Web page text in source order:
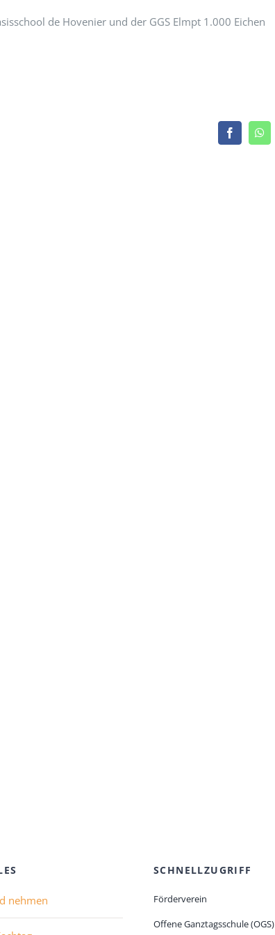
de Hovenier und der GGS Elmpt 1.000 Eichen
nehmen
SCHNELLZUGRIFF
Förderverein
Offene Ganztagsschule (OGS)